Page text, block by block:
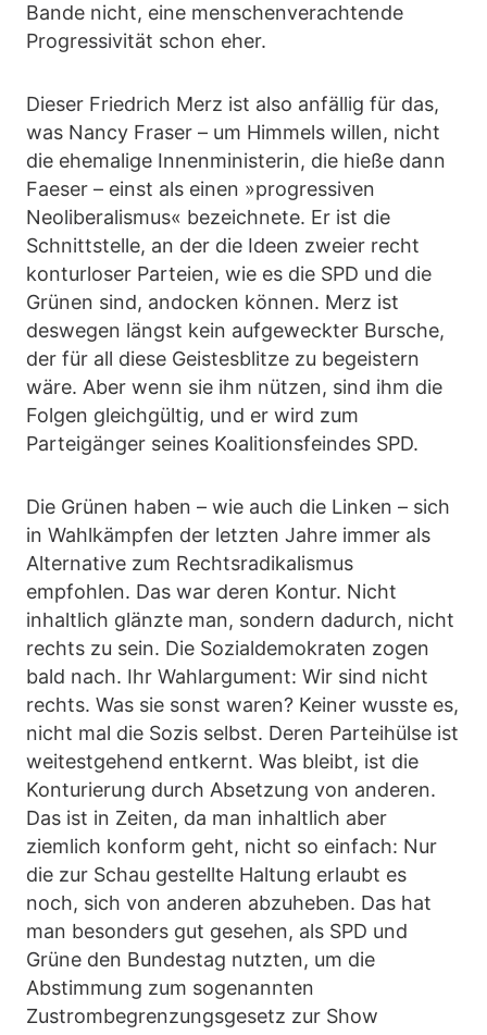
Bande nicht, eine menschenverachtende
Progressivität schon eher.
Dieser Friedrich Merz ist also anfällig für das,
was Nancy Fraser – um Himmels willen, nicht
die ehemalige Innenministerin, die hieße dann
Faeser – einst als einen »progressiven
Neoliberalismus« bezeichnete. Er ist die
Schnittstelle, an der die Ideen zweier recht
konturloser Parteien, wie es die SPD und die
Grünen sind, andocken können. Merz ist
deswegen längst kein aufgeweckter Bursche,
der für all diese Geistesblitze zu begeistern
wäre. Aber wenn sie ihm nützen, sind ihm die
Folgen gleichgültig, und er wird zum
Parteigänger seines Koalitionsfeindes SPD.
Die Grünen haben – wie auch die Linken – sich
in Wahlkämpfen der letzten Jahre immer als
Alternative zum Rechtsradikalismus
empfohlen. Das war deren Kontur. Nicht
inhaltlich glänzte man, sondern dadurch, nicht
rechts zu sein. Die Sozialdemokraten zogen
bald nach. Ihr Wahlargument: Wir sind nicht
rechts. Was sie sonst waren? Keiner wusste es,
nicht mal die Sozis selbst. Deren Parteihülse ist
weitestgehend entkernt. Was bleibt, ist die
Konturierung durch Absetzung von anderen.
Das ist in Zeiten, da man inhaltlich aber
ziemlich konform geht, nicht so einfach: Nur
die zur Schau gestellte Haltung erlaubt es
noch, sich von anderen abzuheben. Das hat
man besonders gut gesehen, als SPD und
Grüne den Bundestag nutzten, um die
Abstimmung zum sogenannten
Zustrombegrenzungsgesetz zur Show